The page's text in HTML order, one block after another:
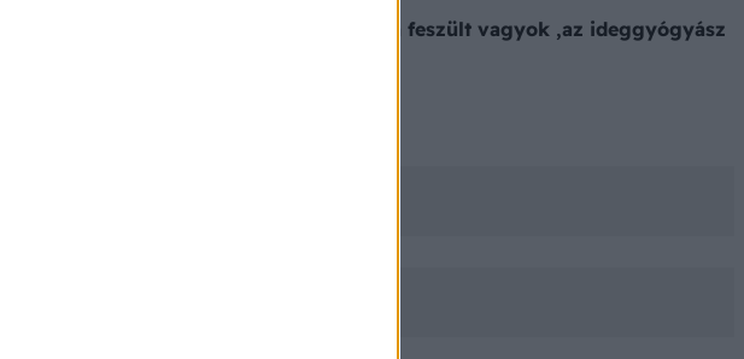
kg ot hiztam 8 év alat és nagyon feszült vagyok ,az ideggyógyász
is ez valojában